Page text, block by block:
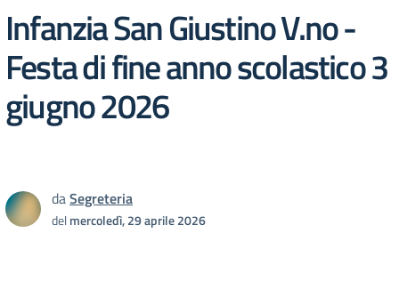
Infanzia San Giustino V.no -
Festa di fine anno scolastico 3
giugno 2026
daSegreteria
delmercoledì, 29 aprile 2026